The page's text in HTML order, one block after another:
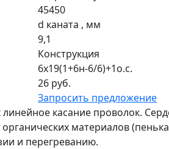
45450
d каната , мм
9,1
Конструкция
6х19(1+6н-6/6)+1о.с.
26 руб.
Запросить предложение
касание проволок.
материалов
и перегреванию.